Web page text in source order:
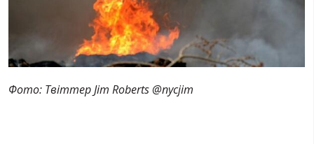
Фото: Твіттер Jim Roberts ‏@nycjim